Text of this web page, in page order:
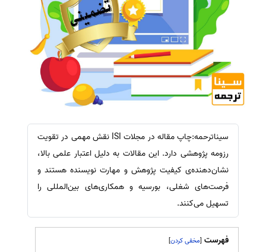
سیناترحمه:چاپ مقاله در مجلات ISI نقش مهمی در تقویت
رزومه پژوهشی دارد. این مقالات به دلیل اعتبار علمی بالا،
نشان‌دهنده‌ی کیفیت پژوهش و مهارت نویسنده هستند و
فرصت‌های شغلی، بورسیه و همکاری‌های بین‌المللی را
تسهیل می‌کنند.
فهرست [
]